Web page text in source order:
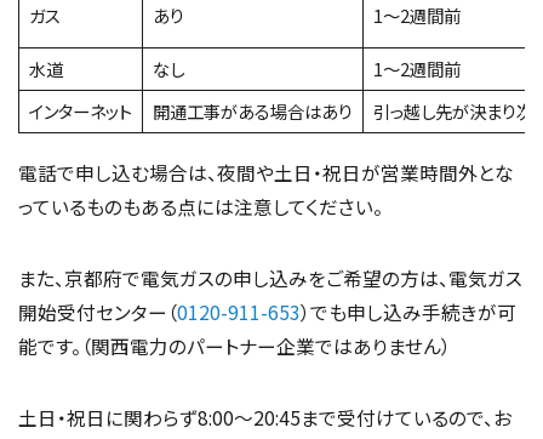
ガス あり 1〜2週間前
水道 なし
1〜2週間前
インターネット
開通工事がある場合はあり 引っ越し先が決まり次
電話で申し込む場合は、夜間や土日・祝日が営業時間外とな
っているものもある点には注意してください。
また、京都府で電気ガスの申し込みをご希望の方は、電気ガス
開始受付センター（0120-911-653）でも申し込み手続きが可
能です。（関西電力のパートナー企業ではありません）
土日・祝日に関わらず8:00～20:45まで受付けているので、お